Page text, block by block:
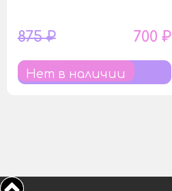
875 ₽ 700 ₽
Нет в наличии